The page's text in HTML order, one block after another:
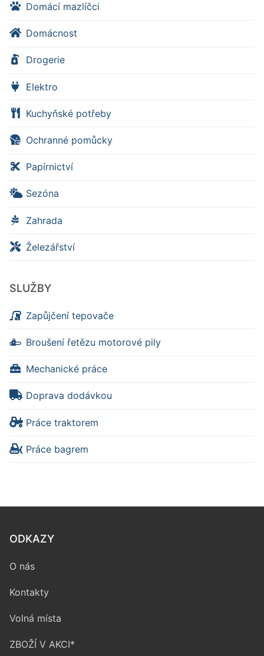
Domácí mazlíčci
Domácnost
Drogerie
Elektro
Kuchyňské potřeby
Ochranné pomůcky
Papírnictví
Sezóna
Zahrada
Železářství
SLUŽBY
Zapůjčení tepovače
Broušení řetězu motorové pily
Mechanické práce
Doprava dodávkou
Práce traktorem
Práce bagrem
ODKAZY
O nás
Kontakty
Volná místa
ZBOŽÍ V AKCI*